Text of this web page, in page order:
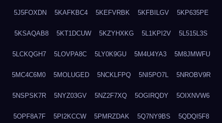
5J5FOXDN 5KAFKBC4 5KEFVRBK 5KFBILGV 5KP635PE
5KSAQAB8 5KT1DCUW 5KZYHXKG 5L1KPI2V 5L515L3S
5LCKQGH7 5LOVPA8C 5LY0K9GU 5M4U4YA3 5M8JMWFU
5MC4C6M0 5MOLUGED 5NCKLFPQ 5NI5PO7L 5NROBV9R
5NSPSK7R 5NYZ03GV 5NZ2F7XQ 5OGIRQDY 5OIXNVW6
5OPF8A7F 5PI2KCCW 5PMRZDAK 5Q7NY9BS 5QDQI5F8